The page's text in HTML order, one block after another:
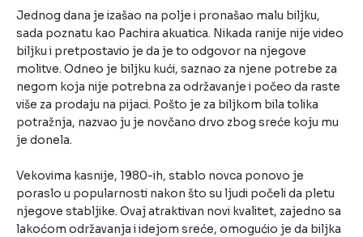
Jednog dana je izašao na polje i pronašao malu biljku,
sada poznatu kao Pachira akuatica. Nikada ranije nije video
biljku i pretpostavio je da je to odgovor na njegove
molitve. Odneo je biljku kući, saznao za njene potrebe za
negom koja nije potrebna za održavanje i počeo da raste
više za prodaju na pijaci. Pošto je za biljkom bila tolika
potražnja, nazvao ju je novčano drvo zbog sreće koju mu
je donela.
Vekovima kasnije, 1980-ih, stablo novca ponovo je
poraslo u popularnosti nakon što su ljudi počeli da pletu
njegove stabljike. Ovaj atraktivan novi kvalitet, zajedno sa
lakoćom održavanja i idejom sreće, omogućio je da biljka